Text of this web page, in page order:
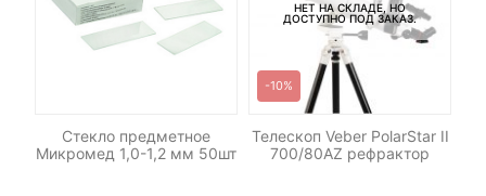
Стекло предметное
Микромед 1,0-1,2 мм 50шт
НЕТ НА СКЛАДЕ, НО
ДОСТУПНО ПОД ЗАКАЗ.
-10%
Телескоп Veber PolarStar II
700/80AZ рефрактор